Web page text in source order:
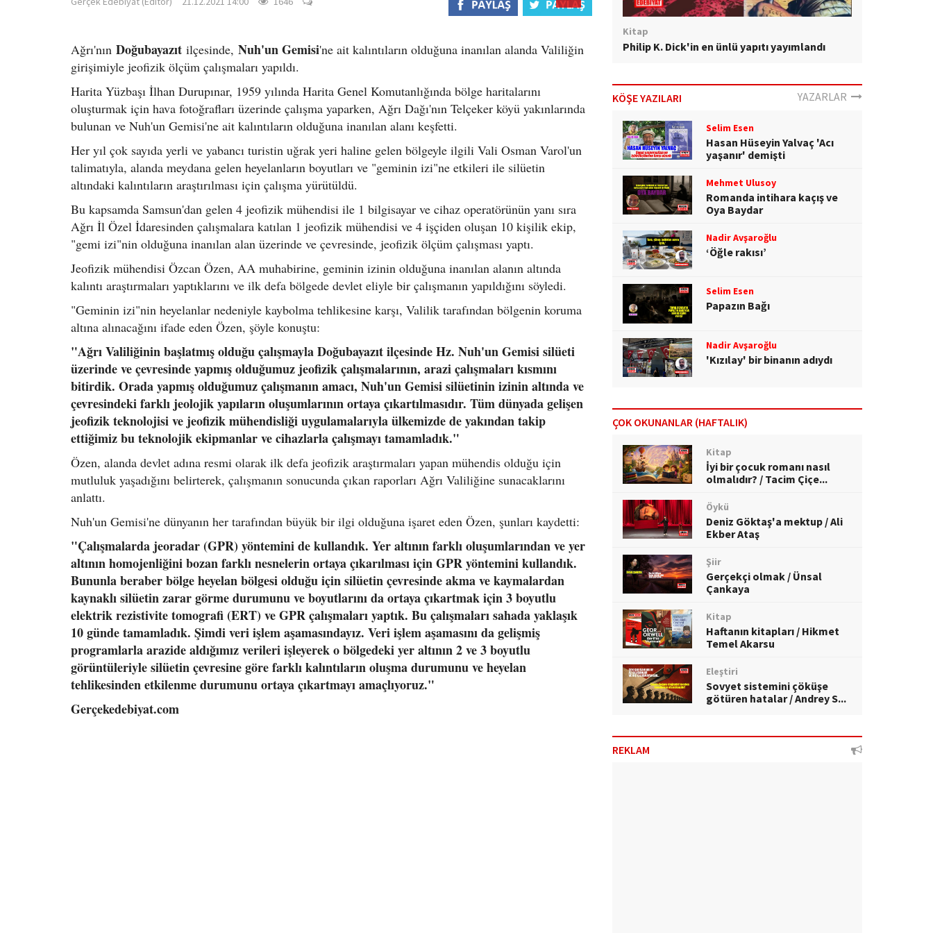
Ağrı'nın Doğubayazıt ilçesinde, Nuh'un Gemisi'ne ait kalıntıların olduğuna inanılan alanda Valiliğin
girişimiyle jeofizik ölçüm çalışmaları yapıldı.
Harita Yüzbaşı İlhan Durupınar, 1959 yılında Harita Genel Komutanlığında bölge haritalarını
oluşturmak için hava fotoğrafları üzerinde çalışma yaparken, Ağrı Dağı'nın Telçeker köyü yakınlarında
bulunan ve Nuh'un Gemisi'ne ait kalıntıların olduğuna inanılan alanı keşfetti.
Her yıl çok sayıda yerli ve yabancı turistin uğrak yeri haline gelen bölgeyle ilgili Vali Osman Varol'un
talimatıyla, alanda meydana gelen heyelanların boyutları ve "geminin izi"ne etkileri ile silüetin
altındaki kalıntıların araştırılması için çalışma yürütüldü.
Bu kapsamda Samsun'dan gelen 4 jeofizik mühendisi ile 1 bilgisayar ve cihaz operatörünün yanı sıra
Ağrı İl Özel İdaresinden çalışmalara katılan 1 jeofizik mühendisi ve 4 işçiden oluşan 10 kişilik ekip,
"gemi izi"nin olduğuna inanılan alan üzerinde ve çevresinde, jeofizik ölçüm çalışması yaptı.
Jeofizik mühendisi Özcan Özen, AA muhabirine, geminin izinin olduğuna inanılan alanın altında
kalıntı araştırmaları yaptıklarını ve ilk defa bölgede devlet eliyle bir çalışmanın yapıldığını söyledi.
"Geminin izi"nin heyelanlar nedeniyle kaybolma tehlikesine karşı, Valilik tarafından bölgenin koruma
altına alınacağını ifade eden Özen, şöyle konuştu:
"Ağrı Valiliğinin başlatmış olduğu çalışmayla Doğubayazıt ilçesinde Hz. Nuh'un Gemisi silüeti
üzerinde ve çevresinde yapmış olduğumuz jeofizik çalışmalarının, arazi çalışmaları kısmını
bitirdik. Orada yapmış olduğumuz çalışmanın amacı, Nuh'un Gemisi silüetinin izinin altında ve
çevresindeki farklı jeolojik yapıların oluşumlarının ortaya çıkartılmasıdır. Tüm dünyada gelişen
jeofizik teknolojisi ve jeofizik mühendisliği uygulamalarıyla ülkemizde de yakından takip
ettiğimiz bu teknolojik ekipmanlar ve cihazlarla çalışmayı tamamladık."
Özen, alanda devlet adına resmi olarak ilk defa jeofizik araştırmaları yapan mühendis olduğu için
mutluluk yaşadığını belirterek, çalışmanın sonucunda çıkan raporları Ağrı Valiliğine sunacaklarını
anlattı.
Nuh'un Gemisi'ne dünyanın her tarafından büyük bir ilgi olduğuna işaret eden Özen, şunları kaydetti:
"Çalışmalarda jeoradar (GPR) yöntemini de kullandık. Yer altının farklı oluşumlarından ve yer
altının homojenliğini bozan farklı nesnelerin ortaya çıkarılması için GPR yöntemini kullandık.
Bununla beraber bölge heyelan bölgesi olduğu için silüetin çevresinde akma ve kaymalardan
kaynaklı silüetin zarar görme durumunu ve boyutlarını da ortaya çıkartmak için 3 boyutlu
elektrik rezistivite tomografi (ERT) ve GPR çalışmaları yaptık. Bu çalışmaları sahada yaklaşık
10 günde tamamladık. Şimdi veri işlem aşamasındayız. Veri işlem aşamasını da gelişmiş
programlarla arazide aldığımız verileri işleyerek o bölgedeki yer altının 2 ve 3 boyutlu
görüntüleriyle silüetin çevresine göre farklı kalıntıların oluşma durumunu ve heyelan
tehlikesinden etkilenme durumunu ortaya çıkartmayı amaçlıyoruz."
Gerçekedebiyat.com
Kitap
Philip K. Dick'in en ünlü yapıtı yayımlandı
KÖŞE YAZILARI YAZARLAR
Selim Esen
Hasan Hüseyin Yalvaç 'Acı
yaşanır' demişti
Mehmet Ulusoy
Romanda intihara kaçış ve
Oya Baydar
Nadir Avşaroğlu
‘Öğle rakısı’
Selim Esen
Papazın Bağı
Nadir Avşaroğlu
'Kızılay' bir binanın adıydı
ÇOK OKUNANLAR (HAFTALIK)
Kitap
İyi bir çocuk romanı nasıl
olmalıdır? / Tacim Çiçe...
Öykü
Deniz Göktaş'a mektup / Ali
Ekber Ataş
Şiir
Gerçekçi olmak / Ünsal
Çankaya
Kitap
Haftanın kitapları / Hikmet
Temel Akarsu
Eleştiri
Sovyet sistemini çöküşe
götüren hatalar / Andrey S...
REKLAM